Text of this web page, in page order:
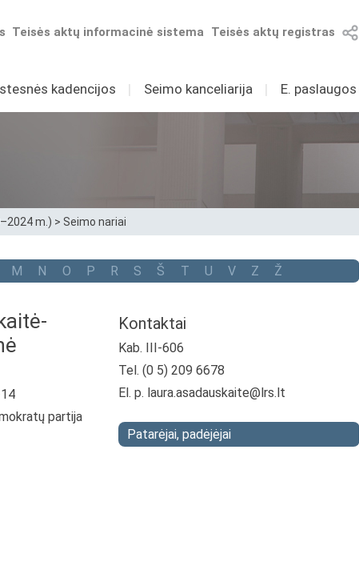
Teisės aktų registras
Teisės aktų informacinė sistema
kadencijos I Seimo kanceliarija I E.
m.) > Seimo nariai
M N O P R S Š T U V Z Ž
partija
Kontaktai
Kab. III-606
Tel. (0 5) 209 6678
El. p. laura.asadauskaite@lrs.lt
Patarėjai, padėjėjai